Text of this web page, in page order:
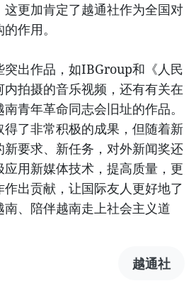
更加肯定了越通社作为全国对
作用。
突出作品，如IBGroup和《人民
拍摄的音乐视频，还有有关在
青年革命同志会旧址的作品。
了非常积极的成果，但随着新
要求、新任务，对外新闻奖还
用新媒体技术，提高质量，更
出贡献，让国际友人更好地了
、陪伴越南走上社会主义道
越通社